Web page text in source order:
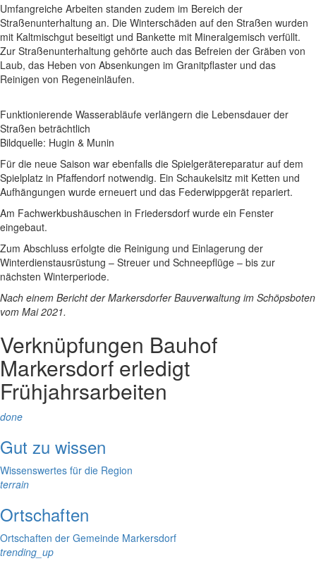
Umfangreiche Arbeiten standen zudem im Bereich der
Straßenunterhaltung an. Die Winterschäden auf den Straßen wurden
mit Kaltmischgut beseitigt und Bankette mit Mineralgemisch verfüllt.
Zur Straßenunterhaltung gehörte auch das Befreien der Gräben von
Laub, das Heben von Absenkungen im Granitpflaster und das
Reinigen von Regeneinläufen.
Funktionierende Wasserabläufe verlängern die Lebensdauer der
Straßen beträchtlich
Bildquelle: Hugin & Munin
Für die neue Saison war ebenfalls die Spielgerätereparatur auf dem
Spielplatz in Pfaffendorf notwendig. Ein Schaukelsitz mit Ketten und
Aufhängungen wurde erneuert und das Federwippgerät repariert.
Am Fachwerkbushäuschen in Friedersdorf wurde ein Fenster
eingebaut.
Zum Abschluss erfolgte die Reinigung und Einlagerung der
Winterdienstausrüstung – Streuer und Schneepflüge – bis zur
nächsten Winterperiode.
Nach einem Bericht der Markersdorfer Bauverwaltung im Schöpsboten
vom Mai 2021.
Verknüpfungen Bauhof
Markersdorf erledigt
Frühjahrsarbeiten
done
Gut zu wissen
Wissenswertes für die Region
terrain
Ortschaften
Ortschaften der Gemeinde Markersdorf
trending_up